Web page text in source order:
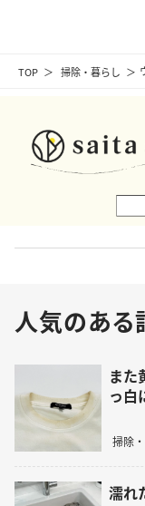
TOP 掃除・暮らし
人気のある
また
っ白
掃除
濡れ